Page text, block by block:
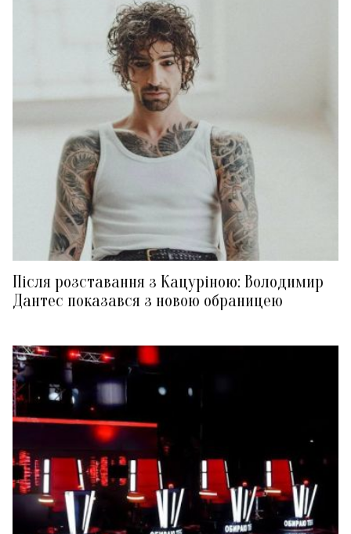
Після розставання з Кацуріною: Володимир
Дантес показався з новою обраницею